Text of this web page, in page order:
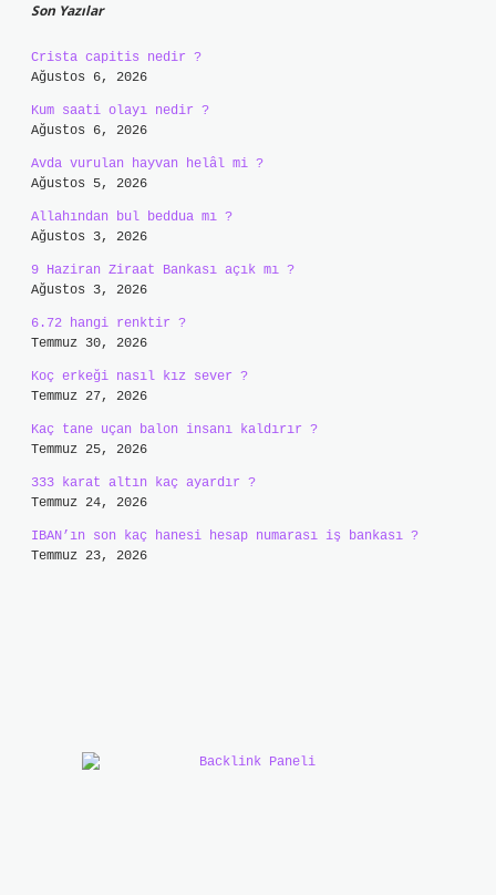
Son Yazılar
Crista capitis nedir ?
Ağustos 6, 2026
Kum saati olayı nedir ?
Ağustos 6, 2026
Avda vurulan hayvan helâl mi ?
Ağustos 5, 2026
Allahından bul beddua mı ?
Ağustos 3, 2026
9 Haziran Ziraat Bankası açık mı ?
Ağustos 3, 2026
6.72 hangi renktir ?
Temmuz 30, 2026
Koç erkeği nasıl kız sever ?
Temmuz 27, 2026
Kaç tane uçan balon insanı kaldırır ?
Temmuz 25, 2026
333 karat altın kaç ayardır ?
Temmuz 24, 2026
IBAN’ın son kaç hanesi hesap numarası iş bankası ?
Temmuz 23, 2026